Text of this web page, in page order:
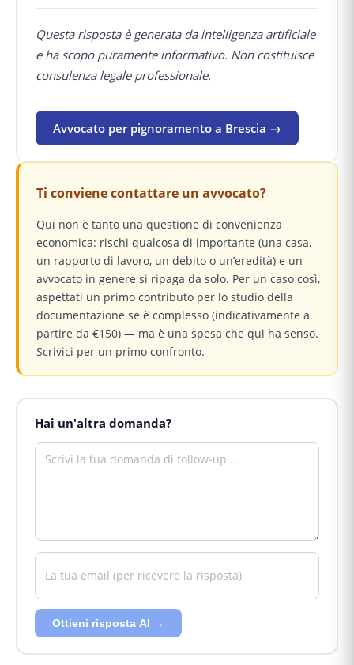
Questa risposta è generata da intelligenza artificiale
e ha scopo puramente informativo. Non costituisce
consulenza legale professionale.
Avvocato per pignoramento a Brescia →
Ti conviene contattare un avvocato?
Qui non è tanto una questione di convenienza
economica: rischi qualcosa di importante (una casa,
un rapporto di lavoro, un debito o un’eredità) e un
avvocato in genere si ripaga da solo. Per un caso così,
aspettati un primo contributo per lo studio della
documentazione se è complesso (indicativamente a
partire da €150) — ma è una spesa che qui ha senso.
Scrivici per un primo confronto.
Hai un'altra domanda?
Ottieni risposta AI →